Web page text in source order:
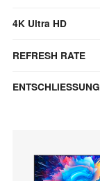
4K Ultra HD
REFRESH RATE
ENTSCHLIESSUNG